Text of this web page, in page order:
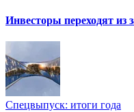
Инвесторы переходят из
Спецвыпуск: итоги года